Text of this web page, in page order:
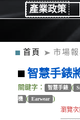
產業政策
首頁 市場報
智慧手錶
關鍵字： 智慧手錶 (
機 ( Earwear )
瀏覽次